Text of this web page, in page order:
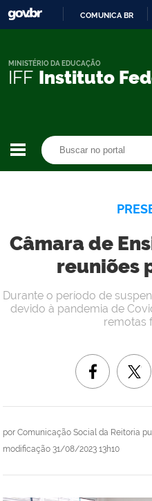
COMUNICA BR
IFF Instituto
MINISTÉRIO DA EDUCAÇÃO
Câmara de
reuniões
por Comunicação Social da Reitoria
modificação 31/08/2023 13h10
Durante o período de
devido à pandemia de
remotas